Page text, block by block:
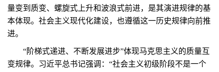
量变到质变、螺旋式上升和波浪式前进，是其演进规律的基
本体现。社会主义现代化建设，也遵循这一历史规律向前推
进。
“阶梯式递进、不断发展进步”体现马克思主义的质量互
变规律。习近平总书记强调：“社会主义初级阶段不是一个